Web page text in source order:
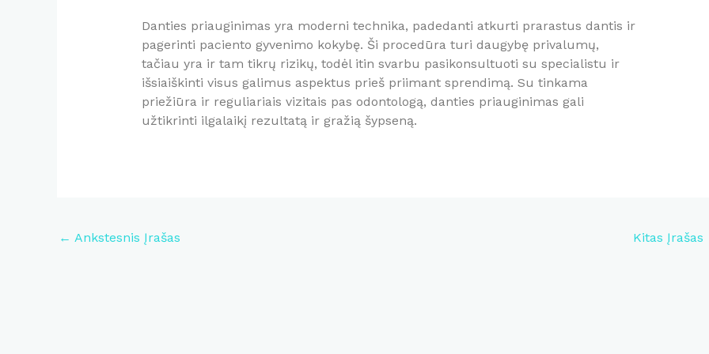
Danties priauginimas yra moderni technika, padedanti atkurti prarastus dantis ir
pagerinti paciento gyvenimo kokybę. Ši procedūra turi daugybę privalumų,
tačiau yra ir tam tikrų rizikų, todėl itin svarbu pasikonsultuoti su specialistu ir
išsiaiškinti visus galimus aspektus prieš priimant sprendimą. Su tinkama
priežiūra ir reguliariais vizitais pas odontologą, danties priauginimas gali
užtikrinti ilgalaikį rezultatą ir gražią šypseną.
Post
← Ankstesnis Įrašas Kitas Įrašas